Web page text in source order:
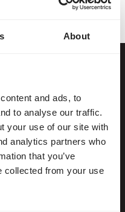
About
and ads, to
to analyse our traffic.
your use of our site with
analytics partners who
that you’ve
collected from your use
tău
volieră